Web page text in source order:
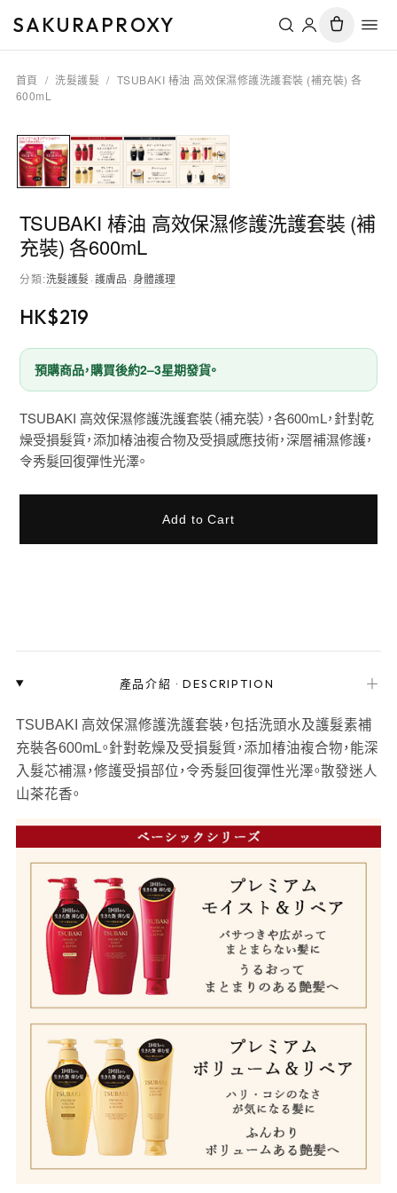
SAKURAPROXY
首頁 / 洗髮護髮 / TSUBAKI 椿油 高效保濕修護洗護套裝 (補充裝) 各
600mL
TSUBAKI 椿油 高效保濕修護洗護套裝 (補
充裝) 各600mL
分類:洗髮護髮·護膚品 ·身體護理
HK$219
預購商品，購買後約2–3星期發貨。
TSUBAKI 高效保濕修護洗護套裝（補充裝），各600mL，針對乾
燥受損髮質，添加椿油複合物及受損感應技術，深層補濕修護，
令秀髮回復彈性光澤。
Add to Cart
產品介紹 ·DESCRIPTION ＋
TSUBAKI 高效保濕修護洗護套裝，包括洗頭水及護髮素補
充裝各600mL。針對乾燥及受損髮質，添加椿油複合物，能深
入髮芯補濕，修護受損部位，令秀髮回復彈性光澤。散發迷人
山茶花香。